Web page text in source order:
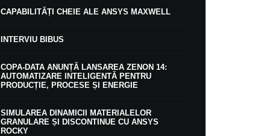
CAPABILITĂȚI CHEIE ALE ANSYS MAXWELL
INTERVIU BIBUS
COPA-DATA ANUNȚĂ LANSAREA ZENON 14:
AUTOMATIZARE INTELIGENTĂ PENTRU
PRODUCȚIE, PROCESE ȘI ENERGIE
SIMULAREA DINAMICII MATERIALELOR
GRANULARE ȘI DISCONTINUE CU ANSYS
ROCKY